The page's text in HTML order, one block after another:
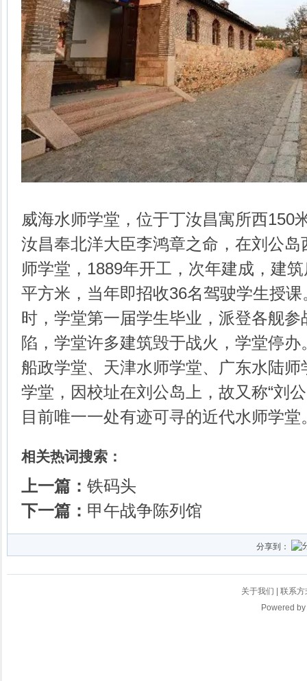
威海水师学堂，位于丁汝昌寓所西150
汝昌奉北洋大臣李鸿章之命，在刘公
师学堂，1889年开工，次年建成，建
平方米，当年即招收36名驾驶学生授
时，学堂第一届学生毕业，派登各舰
陷，学堂许多建筑毁于战火，学堂停
船政学堂、天津水师学堂、广东水陆
学堂，因校址在刘公岛上，故又称“刘
目前唯一一处有迹可寻的近代水师学堂
相关热词搜索：
上一篇： 铁码头
下一篇： 甲午战争陈列馆
分享到：
关于我们
联系方
Powered by